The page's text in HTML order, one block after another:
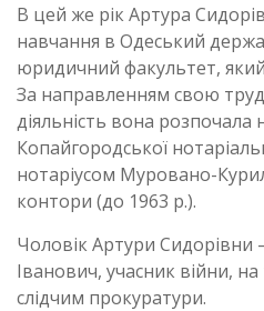
В цей же рік Артура
навчання в Одеський
юридичний факультет, який
За направленням свою
діяльність вона розпочала
Копайгородської
нотаріусом Муровано-
контори (до 1963 р.).
Чоловік Артури Сидорівни
Іванович, учасник війни,
слідчим прокуратури.